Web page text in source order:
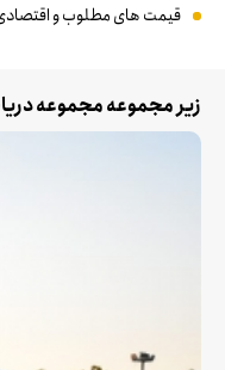
قیمت های مطلوب و
زیر مجموعه مجموعه